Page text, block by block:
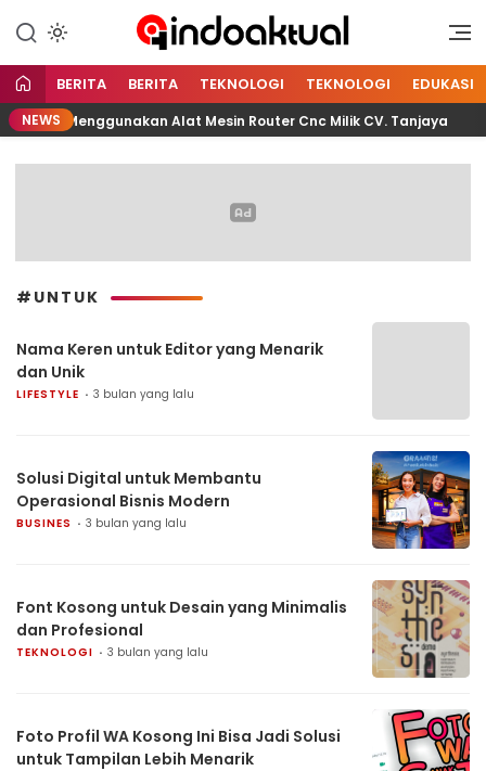
Indoaktual
Indonesia Aktual
BERITA BERITA TEKNOLOGI TEKNOLOGI EDUKASI
NEWSMenggunakan Alat Mesin Router Cnc Milik CV. Tanjaya
#UNTUK
Nama Keren untuk Editor yang Menarik
dan Unik
LIFESTYLE 3 bulan yang lalu
Solusi Digital untuk Membantu
Operasional Bisnis Modern
BUSINES 3 bulan yang lalu
Font Kosong untuk Desain yang Minimalis
dan Profesional
TEKNOLOGI 3 bulan yang lalu
Foto Profil WA Kosong Ini Bisa Jadi Solusi
untuk Tampilan Lebih Menarik